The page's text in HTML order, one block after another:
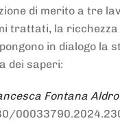
di merito a tre
trattati, la
in dialogo la
dei saperi:
Fontana